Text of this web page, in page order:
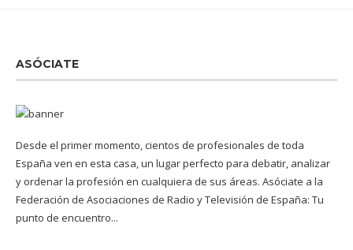
ASÓCIATE
Desde el primer momento, cientos de profesionales de toda
España ven en esta casa, un lugar perfecto para debatir, analizar
y ordenar la profesión en cualquiera de sus áreas. Asóciate a la
Federación de Asociaciones de Radio y Televisión de España: Tu
punto de encuentro...